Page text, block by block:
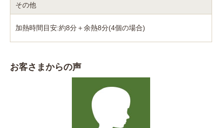
その他
加熱時間目安:約8分＋余熱8分(4個の場合)
お客さまからの声